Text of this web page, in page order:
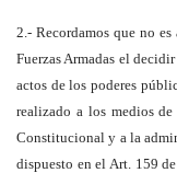
2.- Recordamos que no
Fuerzas Armadas el
actos de los poderes
realizado a los medios
Constitucional y a la
dispuesto en el Art. 159